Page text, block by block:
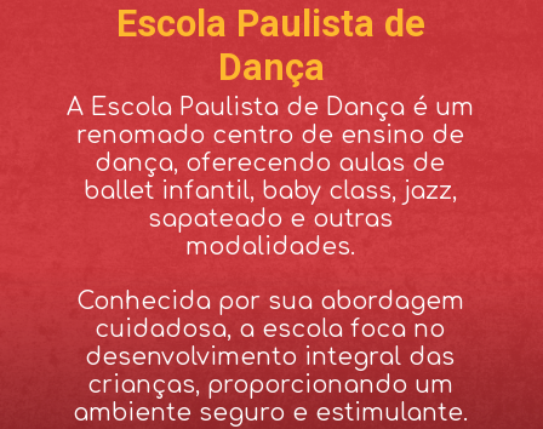
A Escola Paulista de Dança é um
renomado centro de ensino de
dança, oferecendo aulas de
ballet infantil, baby class, jazz,
sapateado e outras
modalidades.
Escola Paulista de
Dança
Conhecida por sua abordagem
cuidadosa, a escola foca no
desenvolvimento integral das
crianças, proporcionando um
ambiente seguro e estimulante.